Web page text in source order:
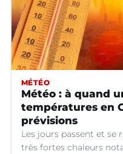
MÉTÉO
Météo : à quand
températures en
prévisions
Les jours passent et se
très fortes chaleurs